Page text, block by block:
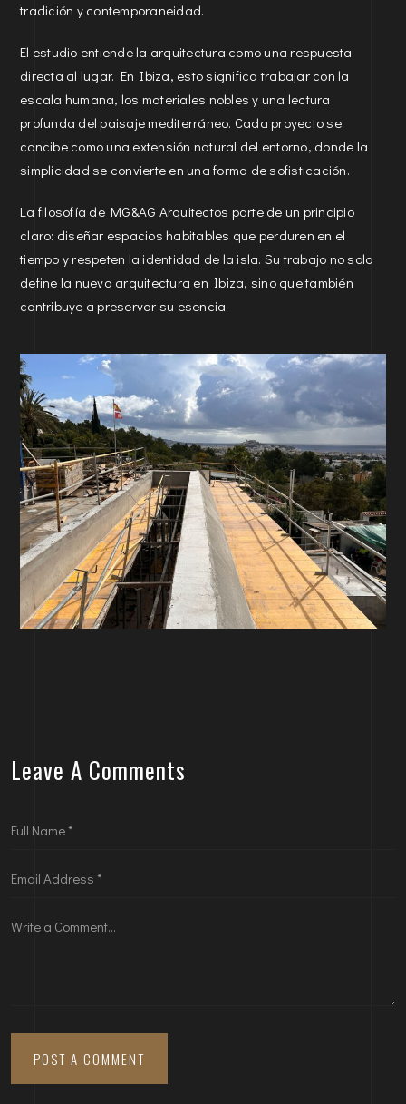
tradición y contemporaneidad.
El estudio entiende la arquitectura como una respuesta
directa al lugar. En Ibiza, esto significa trabajar con la
escala humana, los materiales nobles y una lectura
profunda del paisaje mediterráneo. Cada proyecto se
concibe como una extensión natural del entorno, donde la
simplicidad se convierte en una forma de sofisticación.
La filosofía de MG&AG Arquitectos parte de un principio
claro: diseñar espacios habitables que perduren en el
tiempo y respeten la identidad de la isla. Su trabajo no solo
define la nueva arquitectura en Ibiza, sino que también
contribuye a preservar su esencia.
Leave A Comments